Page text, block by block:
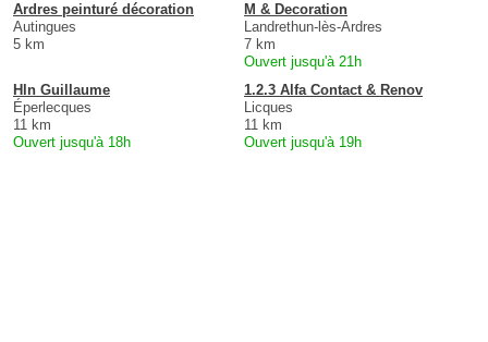
Ardres peinturé décoration
Autingues
5 km
M & Decoration
Landrethun-lès-Ardres
7 km
Ouvert jusqu'à 21h
Hln Guillaume
Éperlecques
11 km
Ouvert jusqu'à 18h
1.2.3 Alfa Contact & Renov
Licques
11 km
Ouvert jusqu'à 19h